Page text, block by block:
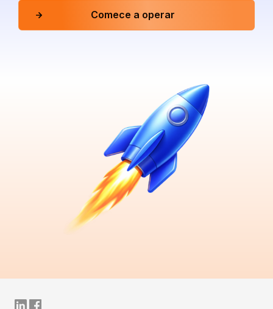
Comece a operar